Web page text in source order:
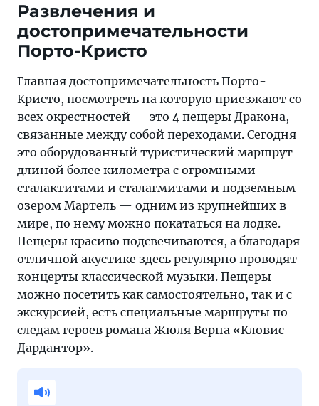
Развлечения и
достопримечательности
Порто-Кристо
Главная достопримечательность Порто-
Кристо, посмотреть на которую приезжают со
всех окрестностей — это 4 пещеры Дракона,
связанные между собой переходами. Сегодня
это оборудованный туристический маршрут
длиной более километра с огромными
сталактитами и сталагмитами и подземным
озером Мартель — одним из крупнейших в
мире, по нему можно покататься на лодке.
Пещеры красиво подсвечиваются, а благодаря
отличной акустике здесь регулярно проводят
концерты классической музыки. Пещеры
можно посетить как самостоятельно, так и с
экскурсией, есть специальные маршруты по
следам героев романа Жюля Верна «Кловис
Дардантор».